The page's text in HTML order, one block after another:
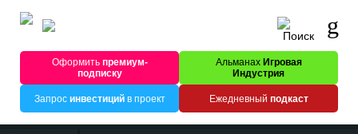
Оформитьпремиум-
подписку
Альманах Игровая
Индустрия
Запрос инвестицийв проект Ежедневный подкаст